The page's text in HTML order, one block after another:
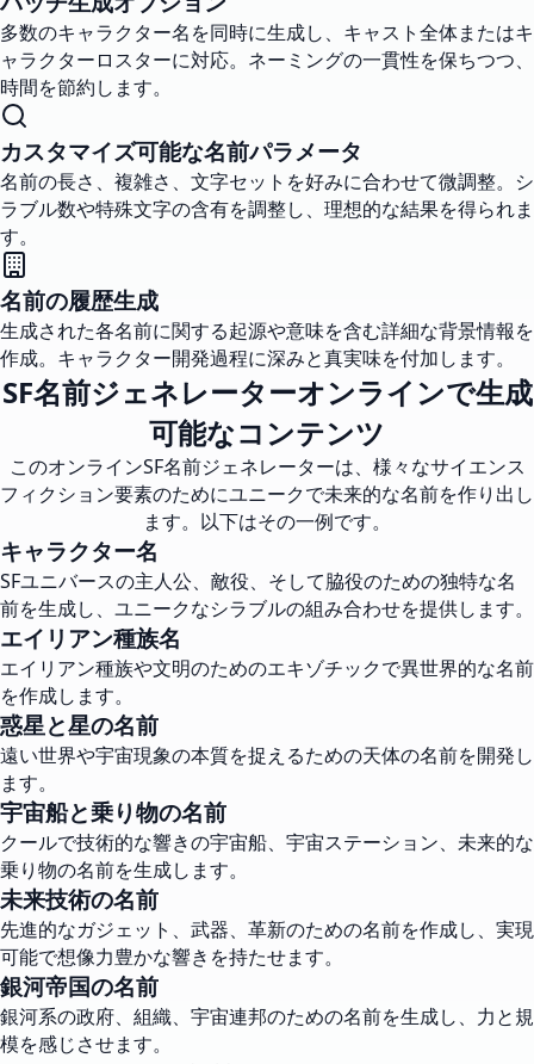
多数のキャラクター名を同時に生成し、キャスト全体またはキ
ャラクターロスターに対応。ネーミングの一貫性を保ちつつ、
時間を節約します。
カスタマイズ可能な名前パラメータ
名前の長さ、複雑さ、文字セットを好みに合わせて微調整。シ
ラブル数や特殊文字の含有を調整し、理想的な結果を得られま
す。
名前の履歴生成
生成された各名前に関する起源や意味を含む詳細な背景情報を
作成。キャラクター開発過程に深みと真実味を付加します。
SF名前ジェネレーターオンラインで生成
可能なコンテンツ
このオンラインSF名前ジェネレーターは、様々なサイエンス
フィクション要素のためにユニークで未来的な名前を作り出し
ます。以下はその一例です。
キャラクター名
SFユニバースの主人公、敵役、そして脇役のための独特な名
前を生成し、ユニークなシラブルの組み合わせを提供します。
エイリアン種族名
エイリアン種族や文明のためのエキゾチックで異世界的な名前
を作成します。
惑星と星の名前
遠い世界や宇宙現象の本質を捉えるための天体の名前を開発し
ます。
宇宙船と乗り物の名前
クールで技術的な響きの宇宙船、宇宙ステーション、未来的な
乗り物の名前を生成します。
未来技術の名前
先進的なガジェット、武器、革新のための名前を作成し、実現
可能で想像力豊かな響きを持たせます。
銀河帝国の名前
銀河系の政府、組織、宇宙連邦のための名前を生成し、力と規
模を感じさせます。